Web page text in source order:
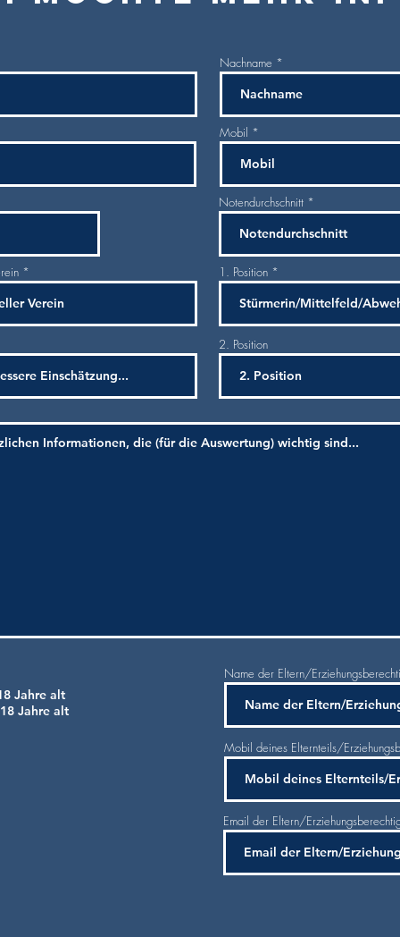
Nachname
Mobil
Notendurchschnitt
1. Position
2. Position
Jahre alt
Jahre alt
Name der Eltern/
Mobil deines Elternteils/
Email der Eltern/